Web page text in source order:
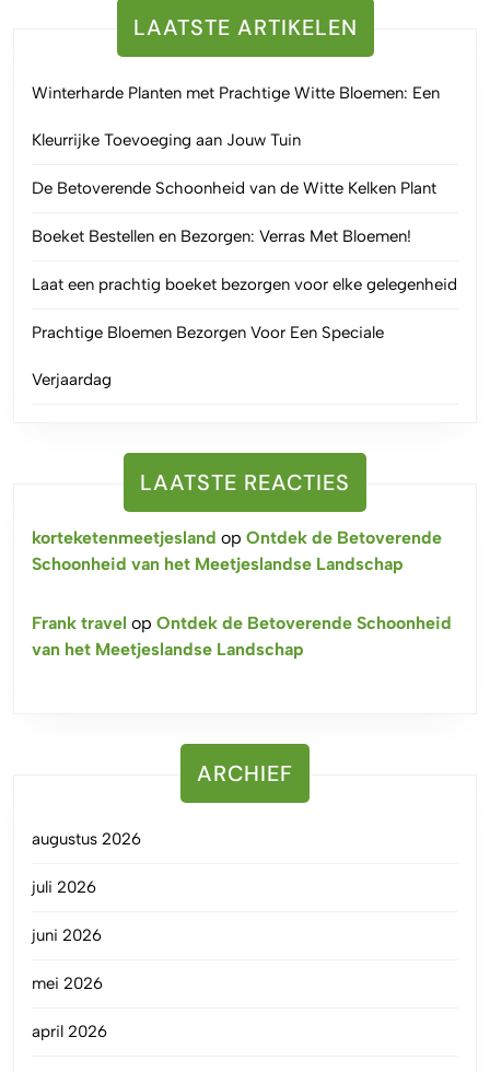
LAATSTE ARTIKELEN
Winterharde Planten met Prachtige Witte Bloemen: Een
Kleurrijke Toevoeging aan Jouw Tuin
De Betoverende Schoonheid van de Witte Kelken Plant
Boeket Bestellen en Bezorgen: Verras Met Bloemen!
Laat een prachtig boeket bezorgen voor elke gelegenheid
Prachtige Bloemen Bezorgen Voor Een Speciale
Verjaardag
LAATSTE REACTIES
korteketenmeetjesland op Ontdek de Betoverende
Schoonheid van het Meetjeslandse Landschap
Frank travel op Ontdek de Betoverende Schoonheid
van het Meetjeslandse Landschap
ARCHIEF
augustus 2026
juli 2026
juni 2026
mei 2026
april 2026